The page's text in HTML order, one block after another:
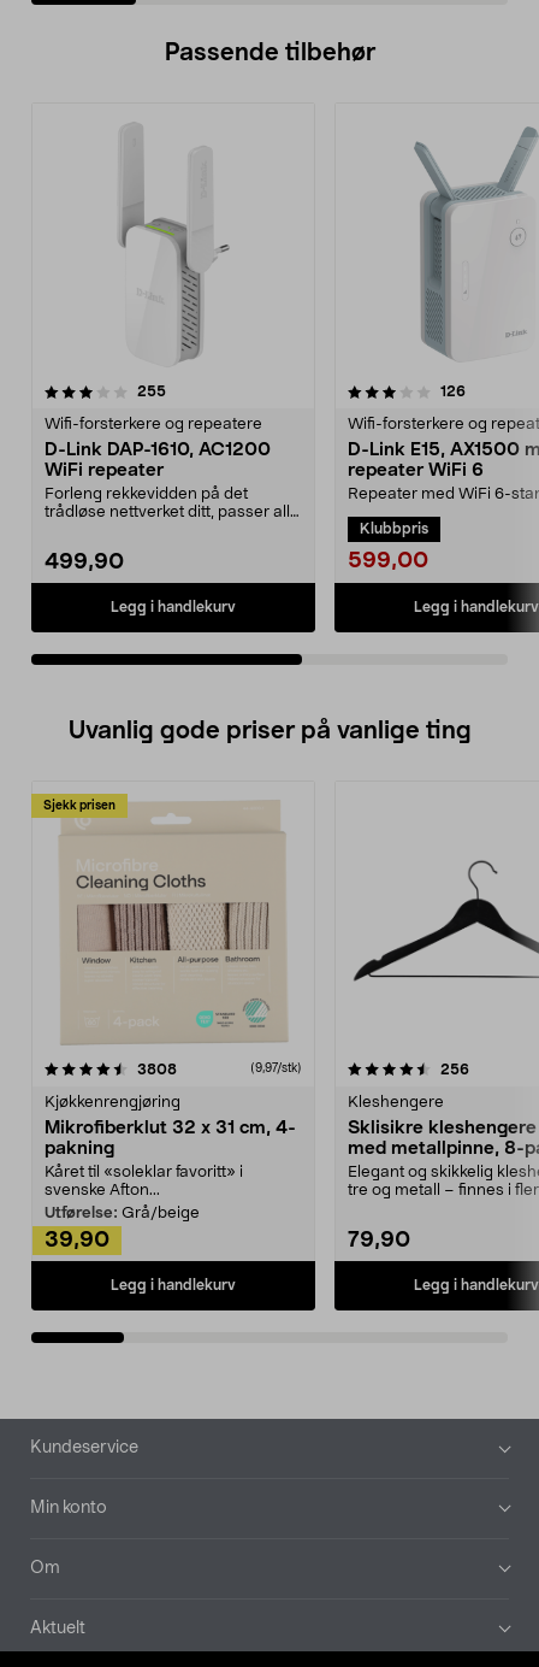
Passende tilbehør
255anmeldelser
Wifi-forsterkere og repeatere
D-Link DAP-1610, AC1200
WiFi repeater
Forleng rekkevidden på det
trådløse nettverket ditt, passer alle
499,90
Legg i handlekurv
3.0av 5 stjerner 126
Wifi-forsterkere og
D-Link E15, AX1500
repeater WiFi 6
Repeater med WiFi 6-
filoverføringshastighet.
Klubbpris
599,00
Legg i handlekurv
4.5av 5 stjerner
Uvanlig gode priser på vanlige ting
Sjekk prisen
3808anmeldelser(9,97/stk)
Kjøkkenrengjøring
Mikrofiberklut 32 x 31 cm, 4-
pakning
Kåret til «soleklar favoritt» i
svenske Afton...
Utførelse: Grå/beige
39,90
Legg i handlekurv
4.5av 5 stjerner 256
Kleshengere
Sklisikre
med metallpinne, 8-
Elegant og skikkelig
tre og metall – finnes i
79,90
Legg i handlekurv
4.5av 5 stjerner
Bunntekst
Kundeservice
Min konto
Om
Aktuelt